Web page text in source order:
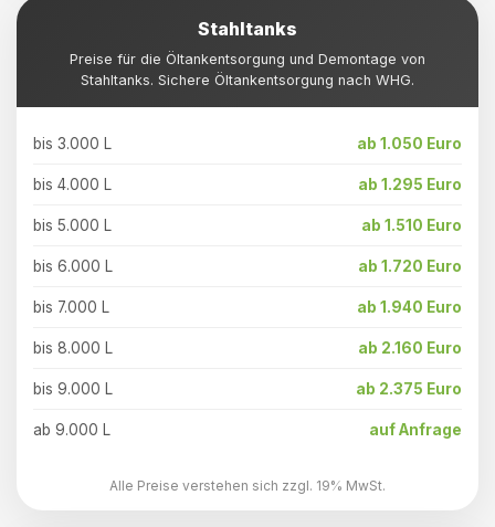
Stahltanks
Preise für die Öltankentsorgung und Demontage von
Stahltanks. Sichere Öltankentsorgung nach WHG.
bis 3.000 L ab 1.050 Euro
bis 4.000 L ab 1.295 Euro
bis 5.000 L ab 1.510 Euro
bis 6.000 L ab 1.720 Euro
bis 7.000 L ab 1.940 Euro
bis 8.000 L ab 2.160 Euro
bis 9.000 L ab 2.375 Euro
ab 9.000 L auf Anfrage
Alle Preise verstehen sich zzgl. 19% MwSt.